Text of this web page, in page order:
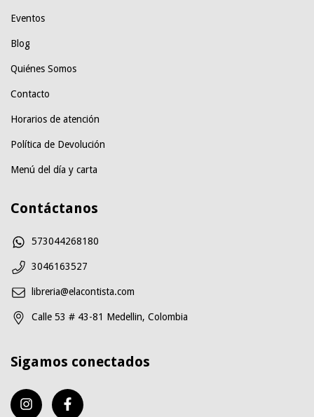
Eventos
Blog
Quiénes Somos
Contacto
Horarios de atención
Política de Devolución
Menú del día y carta
Contáctanos
573044268180
3046163527
libreria@elacontista.com
Calle 53 # 43-81 Medellin, Colombia
Sigamos conectados